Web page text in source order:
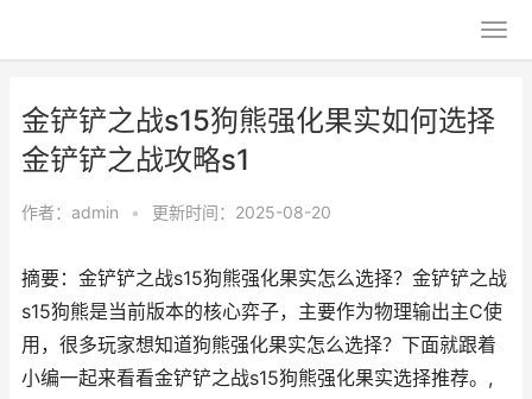
金铲铲之战s15狗熊强化果实如何选择
金铲铲之战攻略s1
作者： admin • 更新时间：2025-08-20
摘要：金铲铲之战s15狗熊强化果实怎么选择？金铲铲之战
s15狗熊是当前版本的核心弈子，主要作为物理输出主C使
用，很多玩家想知道狗熊强化果实怎么选择？下面就跟着
小编一起来看看金铲铲之战s15狗熊强化果实选择推荐。,